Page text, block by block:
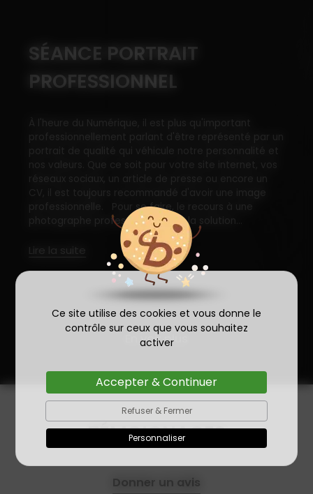
Ce site utilise des cookies et vous donne le
contrôle sur ceux que vous souhaitez
activer
Accepter & Continuer
Refuser & Fermer
Personnaliser
SÉANCE PORTRAIT
PROFESSIONNEL
À l'heure du Numérique, il est plus qu'important
professionnellement parlant d'être représenté par un
professionnelle. Pour se faire, le recours à une
photographe professionnelle est la solution...
Lire la suite
En voir plus
TÉMOIGNAGES
Donner un avis